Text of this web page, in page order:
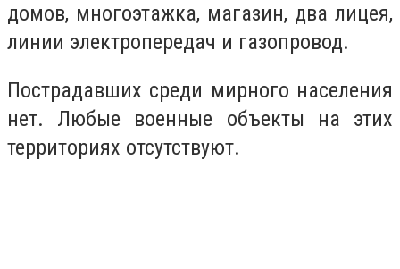
домов, многоэтажка, магазин, два лицея,
линии электропередач и газопровод.
Пострадавших среди мирного населения
нет. Любые военные объекты на этих
территориях отсутствуют.